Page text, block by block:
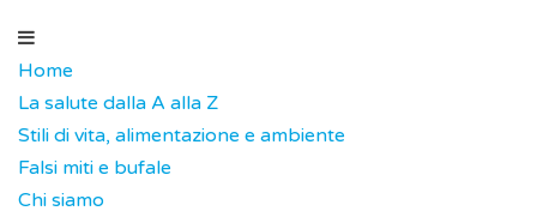
Home
La salute dalla A alla Z
Stili di vita, alimentazione e ambiente
Falsi miti e bufale
Chi siamo